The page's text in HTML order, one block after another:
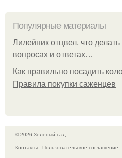
Популярные материалы
Лилейник отцвел, что
вопросах и ответах…
Как правильно посадить
Правила покупки саженцев
© 2026 Зелёный сад
Контакты
Пользовательское соглашение